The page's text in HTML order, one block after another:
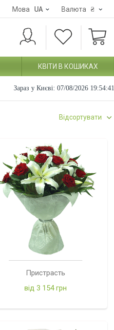
Мова UA Валюта ₴
КВІТИ В КОШИКАХ
Зараз у Києві: 07/08/2026 19:54:42
Відсортувати
Пристрасть
від 3 154 грн